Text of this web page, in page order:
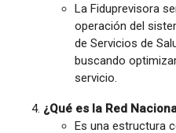
La Fiduprevisora
operación del
de Servicios de
buscando
servicio.
¿Qué es la Red
Es una estructura